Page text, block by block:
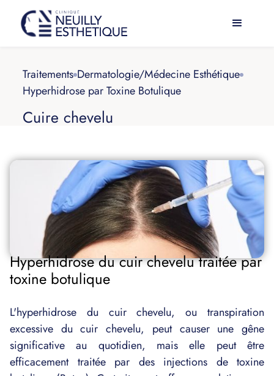
Traitements Dermatologie/Médecine Esthétique
Hyperhidrose par Toxine Botulique
Cuire chevelu
Hyperhidrose du cuir chevelu traitée par
toxine botulique
L'hyperhidrose du cuir chevelu, ou transpiration
excessive du cuir chevelu, peut causer une gêne
significative au quotidien, mais elle peut être
efficacement traitée par des injections de toxine